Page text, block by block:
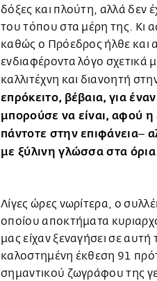
δόξες και πλούτη, αλλά δεν
του τόπου στα μέρη της. Κι
καθώς ο Πρόεδρος ήλθε και
ενδιαφέροντα λόγο σχετικά
καλλιτέχνη και διανοητή
επρόκειτο, βέβαια, για
μπορούσε να είναι, αφού
πάντοτε στην επιφάνεια‒
με ξύλινη γλώσσα στα
Λίγες ώρες νωρίτερα, ο
οποίου αποκτήματα
μας είχαν ξεναγήσει σε αυτή
καλοστημένη έκθεση 91
σημαντικού ζωγράφου της